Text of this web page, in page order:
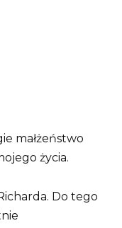
małżeństwo
życia.
Do tego